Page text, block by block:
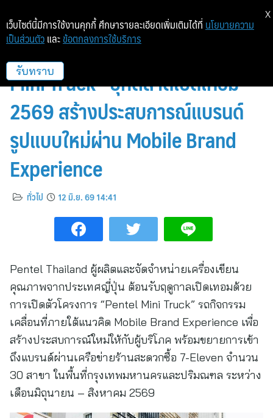
Pentel Thailand เปิดตัว “Pentel
Mini Truck” บุกตลาดเปิดเทอม
2569 สร้างประสบการณ์แบรนด์
รูปแบบใหม่ผ่าน Mobile Brand
Experience
ทั่วไป 12 มิ.ย. 69 14:41
Pentel Thailand ผู้ผลิตและจัดจำหน่ายเครื่องเขียน
คุณภาพจากประเทศญี่ปุ่น ต้อนรับฤดูกาลเปิดเทอมด้วย
การเปิดตัวโครงการ “Pentel Mini Truck” รถกิจกรรม
เคลื่อนที่ภายใต้แนวคิด Mobile Brand Experience เพื่อ
สร้างประสบการณ์ใหม่ให้กับผู้บริโภค พร้อมขยายการเข้า
ถึงแบรนด์ผ่านเครือข่ายร้านสะดวกซื้อ 7-Eleven จำนวน
30 สาขา ในพื้นที่กรุงเทพมหานครและปริมณฑล ระหว่าง
เดือนมิถุนายน – สิงหาคม 2569
เว็บไซต์นี้มีการใช้งานคุกกี้ ศึกษารายละเอียดเพิ่มเติมได้ที่ นโยบายความ
เป็นส่วนตัว และ ข้อตกลงการใช้บริการ
รับทราบ
X